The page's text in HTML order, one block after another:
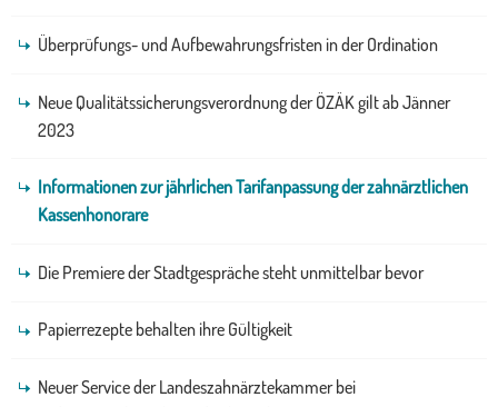
Überprüfungs- und Aufbewahrungsfristen in der Ordination
Neue Qualitätssicherungsverordnung der ÖZÄK gilt ab Jänner
2023
Informationen zur jährlichen Tarifanpassung der zahnärztlichen
Kassenhonorare
Die Premiere der Stadtgespräche steht unmittelbar bevor
Papierrezepte behalten ihre Gültigkeit
Neuer Service der Landeszahnärztekammer bei